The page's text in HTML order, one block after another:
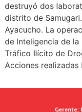
destruyó dos
distrito de
Ayacucho. La
de Inteligencia de
Tráfico Ilícito de
Acciones
Gerente: